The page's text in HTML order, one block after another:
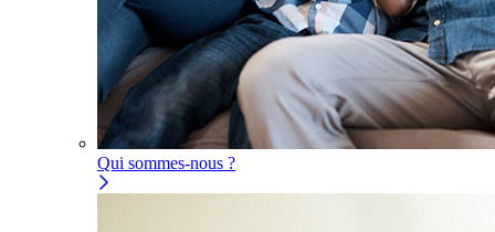
Qui sommes-nous ?